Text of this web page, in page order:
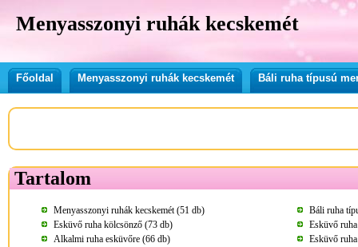
Menyasszonyi ruhák kecskemét
Főoldal Menyasszonyi ruhák kecskemét Báli ruha típusú
Tartalom
Menyasszonyi ruhák kecskemét (51 db)
Báli ruha
Esküvő ruha kölcsönző (73 db)
Esküvő
Alkalmi ruha esküvőre (66 db)
Esküvő